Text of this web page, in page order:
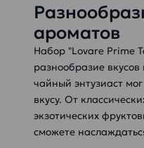
ароматов
Набор "Lovare Prime
разнообразие
чайный энтузиаст
вкусу. От
экзотических
сможете